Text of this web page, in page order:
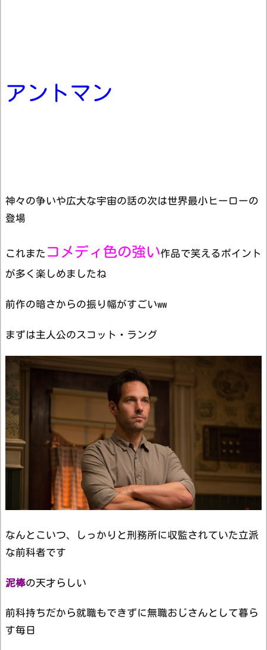
アントマン
神々の争いや広大な宇宙の話の次は世界最小ヒーローの
登場
これまた コメディ色の強い作品で笑えるポイント
が多く楽しめましたね
前作の暗さからの振り幅がすごいww
まずは主人公のスコット・ラング
なんとこいつ、しっかりと刑務所に収監されていた立派
な前科者です
泥棒の天才らしい
前科持ちだから就職もできずに無職おじさんとして暮ら
す毎日